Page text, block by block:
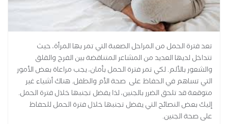
تعد فترة الحمل من المراحل الصعبة التي تمر بها المرأة، حيث
تتداخل لديها العديد من المشاعر المتناقضة بين الفرح والقلق
والشعور بالألم. لكي تمر فترة الحمل بأمان، يجب مراعاة بعض الأمور
التي تساهم في الحفاظ على صحة الأم والطفل. هناك أشياء غير
متوقعة قد تلحق الضرر بالجنين، لذا يفضل تجنبها خلال فترة الحمل.
إليك بعض النصائح التي يفضل تجنبها خلال فترة الحمل للحفاظ
على صحة الجنين.